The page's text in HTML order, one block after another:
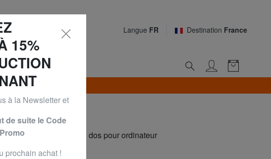
Langue FR Destination France
9 AOÛT*
DAY PAK'R Sac à dos pour ordinateur
14"
15%
à la Newsletter et
de suite le Code
Promo
prochain achat !